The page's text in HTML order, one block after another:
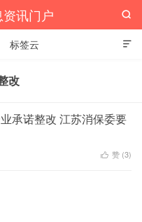
讯门户

标签云

改
承诺整改 江苏消保委要
 赞 (3)